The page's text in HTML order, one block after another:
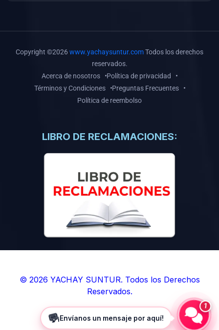
Copyright ©2026 www.yachaysuntur.comTodos los derechos
reservados.
Acerca de nosotros
Política de privacidad
Términos y Condiciones
Preguntas Frecuentes
Política de reembolso
LIBRO DE RECLAMACIONES:
1
© 2026 YACHAY SUNTUR. Todos los Derechos
Reservados.